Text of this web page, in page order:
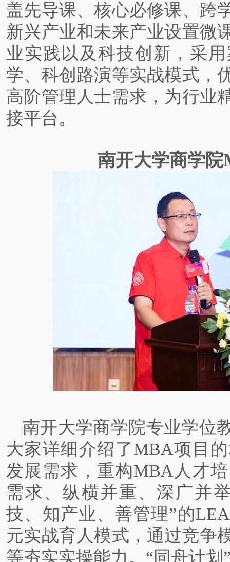
盖先导课、核心必修课、跨
新兴产业和未来产业设置微
业实践以及科技创新，采
学、科创路演等实战模式，
高阶管理人士需求，为行业
接平台。
南开大学商学
南开大学商学院专业学位
大家详细介绍了MBA项目
发展需求，重构MBA人才
需求、纵横并重、深广并
技、知产业、善管理”的
元实战育人模式，通过竞争
等夯实实操能力。“同舟计